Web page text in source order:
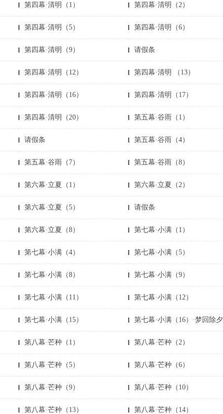
第四幕·清明（1） 第四幕·清明（2）
第四幕·清明（5） 第四幕·清明（6）
第四幕·清明（9） 请假条
第四幕·清明（12） 第四幕·清明 （13）
第四幕·清明（16） 第四幕·清明（17）
第四幕·清明（20） 第五幕·谷雨（1）
请假条 第五幕·谷雨（4）
第五幕·谷雨（7） 第五幕·谷雨（8）
第六幕·立夏（1） 第六幕·立夏（2）
第六幕·立夏（5） 请假条
第六幕·立夏（8） 第七幕·小满（1）
第七幕·小满（4） 第七幕·小满（5）
第七幕·小满（8） 第七幕·小满（9）
第七幕·小满（11） 第七幕·小满（12）
第七幕·小满（15） 第七幕·小满（16）·梦回除夕
第八幕·芒种（1） 第八幕·芒种（2）
第八幕·芒种（5） 第八幕·芒种（6）
第八幕·芒种（9） 第八幕·芒种（10）
第八幕·芒种（13） 第八幕·芒种（14）